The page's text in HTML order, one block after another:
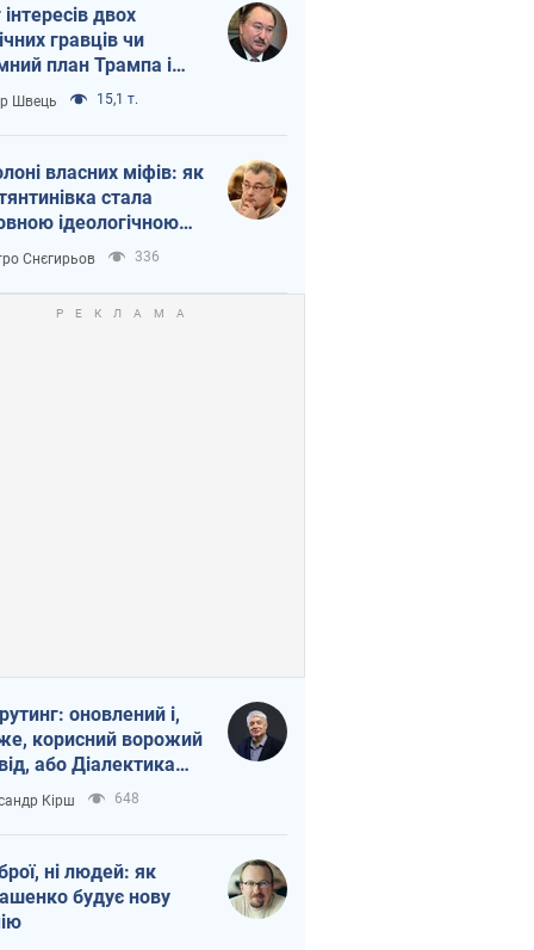
інтересів двох
гравців чи
план Трампа і
Швець 15,1 т.
власних міфів: як
стала
ідеологічною
для російських
Снєгирьов 336
оновлений і,
корисний ворожий
або Діалектика
боягузтва
Кірш 648
ні людей: як
будує нову